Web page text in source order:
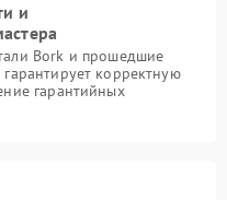
и
Bork и прошедшие
корректную
гарантийных